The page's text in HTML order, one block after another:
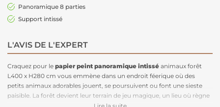
Panoramique 8 parties
Support intissé
L'AVIS DE L'EXPERT
Craquez pour le papier peint panoramique intissé animaux forêt
L400 x H280 cm vous emmène dans un endroit féerique où des
petits animaux adorables jouent, se poursuivent ou font une sieste
paisible. La forêt devient leur terrain de jeu magique, un lieu où règne
la douceur et l'harmonie. Avec ses couleurs naturelles et apaisantes,